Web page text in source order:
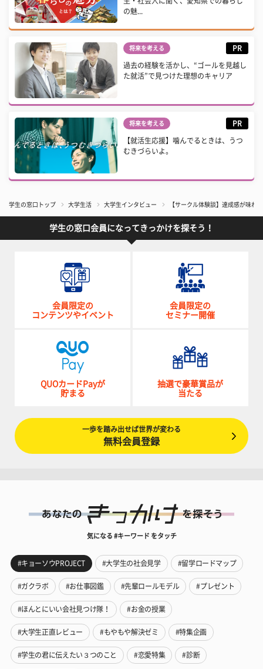
の魅...
将来を考える PR
過去の経験を活かし、“ゴールを見越し
た就活”で見つけた理想のキャリア
将来を考える PR
【就活生応援】噛んでるときは、うつ
むきづらいよ。
学生の窓口トップ 大学生活 大学生インタビュー 【サークル体験談】達成感が味わ
学生の窓口会員になってきっかけを探そう！
会員限定の
コンテンツやイベント
会員限定の
セミナー開催
QUOカードPayが
貯まる
抽選で豪華賞品が
当たる
一歩を踏み出せば世界が変わる
無料会員登録
気になる #キーワード をタッチ
#キョーソウPROJECT #大学生の社会見学 #留学ロードマップ
#ガクラボ #お仕事図鑑 #先輩ロールモデル #プレゼント
#ほんとにいい会社見つけ隊！ #お金の授業
#大学生正直レビュー #もやもや解決ゼミ #特集企画
#学生の君に伝えたい３つのこと #恋愛特集 #診断